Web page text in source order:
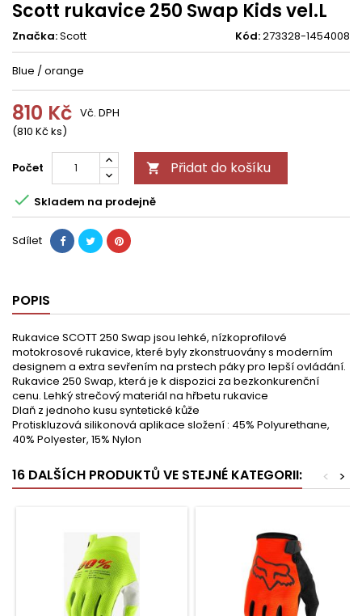
Scott rukavice 250 Swap Kids vel.L
Značka:Scott Kód:273328-1454008
Blue / orange
810 Kč
(810 Kč ks)
Vč. DPH
Počet  Přidat do košíku
 Skladem na prodejně
Sdílet
POPIS
Rukavice SCOTT 250 Swap jsou lehké, nízkoprofilové
motokrosové rukavice, které byly zkonstruovány s moderním
designem a extra sevřením na prstech páky pro lepší ovládání.
Rukavice 250 Swap, která je k dispozici za bezkonkurenční
cenu. Lehký strečový materiál na hřbetu rukavice
Dlaň z jednoho kusu syntetické kůže
Protiskluzová silikonová aplikace složení : 45% Polyurethane,
40% Polyester, 15% Nylon
16 DALŠÍCH PRODUKTŮ VE STEJNÉ KATEGORII: >
<